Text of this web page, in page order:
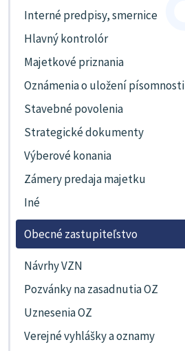
Interné predpisy, smernice
Hlavný kontrolór
Majetkové priznania
Oznámenia o uložení písomnosti
Stavebné povolenia
Strategické dokumenty
Výberové konania
Zámery predaja majetku
Iné
Obecné zastupiteľstvo
Návrhy VZN
Pozvánky na zasadnutia OZ
Uznesenia OZ
Verejné vyhlášky a oznamy